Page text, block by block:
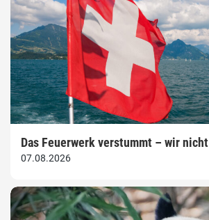
Das Feuerwerk verstummt – wir nicht
07.08.2026